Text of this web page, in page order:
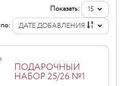
Показать:
15
ДАТЕ ДОБАВЛЕНИЯ
ПОДАРОЧНЫЙ
НАБОР 25/26 №1